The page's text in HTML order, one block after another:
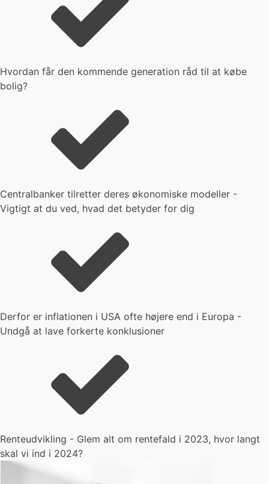
Hvordan får den kommende generation råd til at købe
bolig?
Centralbanker tilretter deres økonomiske modeller -
Vigtigt at du ved, hvad det betyder for dig
Derfor er inflationen i USA ofte højere end i Europa -
Undgå at lave forkerte konklusioner
Renteudvikling - Glem alt om rentefald i 2023, hvor langt
skal vi ind i 2024?